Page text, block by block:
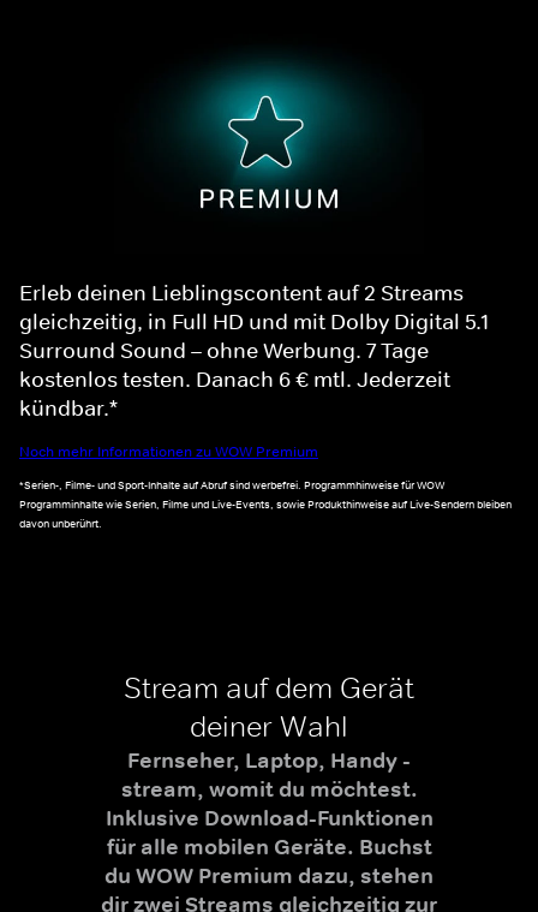
Erleb deinen Lieblingscontent auf 2 Streams
gleichzeitig, in Full HD und mit Dolby Digital 5.1
Surround Sound – ohne Werbung. 7 Tage
kostenlos testen. Danach 6 € mtl. Jederzeit
kündbar.*
Noch mehr Informationen zu WOW Premium
*Serien-, Filme- und Sport-Inhalte auf Abruf sind werbefrei. Programmhinweise für WOW
Programminhalte wie Serien, Filme und Live-Events, sowie Produkthinweise auf Live-Sendern bleiben
davon unberührt.
Stream auf dem Gerät
deiner Wahl
Fernseher, Laptop, Handy -
stream, womit du möchtest.
Inklusive Download-Funktionen
für alle mobilen Geräte. Buchst
du WOW Premium dazu, stehen
dir zwei Streams gleichzeitig zur